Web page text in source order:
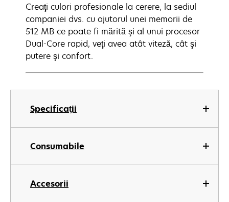
Specificaţii
Consumabile
Accesorii
Creaţi culori profesionale la cerere, la sediul
companiei dvs. cu ajutorul unei memorii de
512 MB ce poate fi mărită şi al unui procesor
Dual-Core rapid, veţi avea atât viteză, cât şi
putere şi confort.